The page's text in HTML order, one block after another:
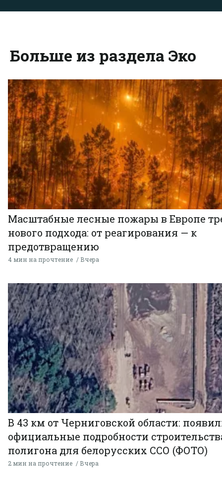
Больше из раздела Эко
Масштабные лесные пожары в Европе
нового подхода: от реагирования — к
предотвращению
4 мин на прочтение Вчера
В 43 км от Черниговской области:
официальные подробности
полигона для белорусских ССО (ФОТО)
2 мин на прочтение Вчера